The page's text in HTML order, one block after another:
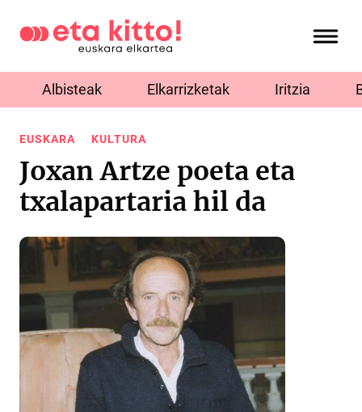
Albisteak Elkarrizketak Iritzia
EUSKARA KULTURA
Joxan Artze poeta eta
txalapartaria hil da